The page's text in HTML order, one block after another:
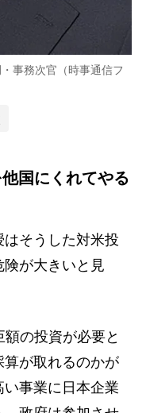
事務次官（時事通信フ
国にくれてやる
そうした対米投
が大きいと見
額の投資が必要と
算が取れるのかが
事業に日本企業